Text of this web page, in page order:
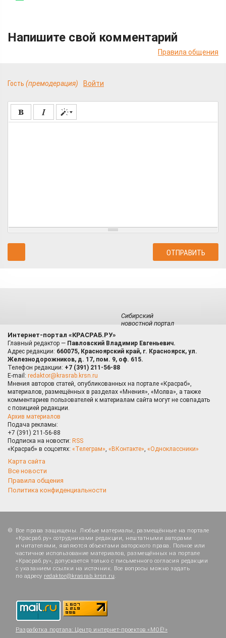
Напишите свой комментарий
Правила общения
Гость (премодерация) Войти
Сибирский
новостной портал
Интернет-портал «КРАСРАБ.РУ»
Главный редактор — Павловский Владимир Евгеньевич.
Адрес редакции: 660075, Красноярский край, г. Красноярск, ул.
Железнодорожников, д. 17, пом. 9, оф. 615.
Телефон редакции: +7 (391) 211-56-88
E-mail: redaktor@krasrab.krsn.ru
Мнения авторов статей, опубликованных на портале «Красраб»,
материалов, размещённых в разделах «Мнения», «Молва», а также
комментариев пользователей к материалам сайта могут не совпадать
с позицией редакции.
Архив материалов
Подача рекламы:
+7 (391) 211-56-88
Подписка на новости: RSS
«Красраб» в соцсетях: «Телеграм», «ВКонтакте», «Одноклассники»
Карта сайта
Все новости
Правила общения
Политика конфиденциальности
Все права защищены. Любые материалы, размещённые на портале
«Красраб.ру» сотрудниками редакции, нештатными авторами
и читателями, являются объектами авторского права. Полное или
частичное использование материалов, размещённых на портале
«Красраб.ру», допускается только с письменного согласия редакции
с указанием ссылки на источник. Все вопросы можно задать
по адресу redaktor@krasrab.krsn.ru.
Разработка портала: Центр интернет-проектов «МОЁ!»